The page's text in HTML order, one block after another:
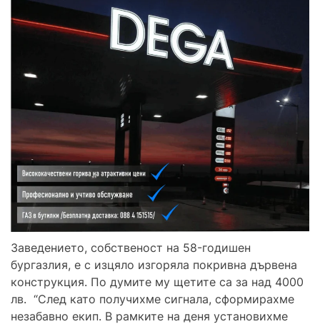
Заведението, собственост на 58-годишен
бургазлия, е с изцяло изгоряла покривна дървена
конструкция. По думите му щетите са за над 4000
лв. “След като получихме сигнала, сформирахме
незабавно екип. В рамките на деня установихме